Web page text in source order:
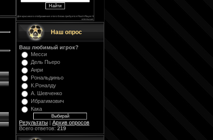
Для красивого отображения этого блока требуется Flash Player 9
или выше.
Наш опрос
Ваш любимый игрок?
Месси
Дель Пьеро
Анри
Рональдиньо
К.Роналду
А. Шевченко
Ибрагимович
Кака
Результаты | Архив опросов
Всего ответов: 219